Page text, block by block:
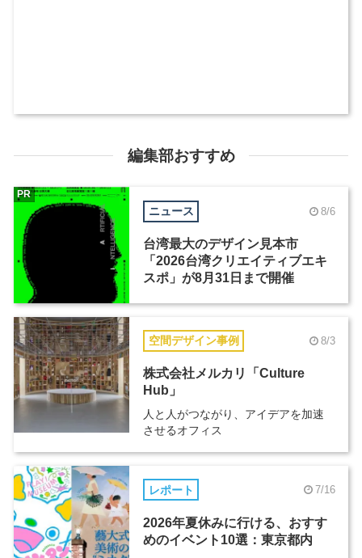
編集部おすすめ
ニュース 8/6
台湾最大のデザイン見本市
「2026台湾クリエイティブエキ
スポ」が8月31日まで開催
PR
空間デザイン事例 8/3
株式会社メルカリ「Culture
Hub」
人と人がつながり、アイデアを加速
させるオフィス
レポート 7/16
2026年夏休みに行ける、おすす
めのイベント10選：東京都内